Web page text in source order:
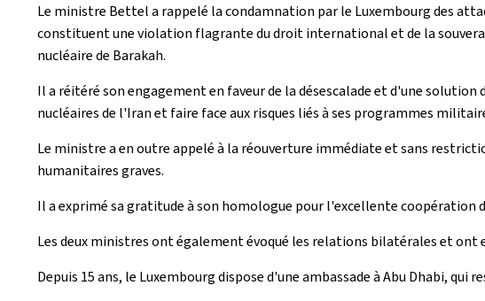
Le ministre Bettel a rappelé la condamnation par le Luxembourg des
constituent une violation flagrante du droit international et de la
nucléaire de Barakah.
Il a réitéré son engagement en faveur de la désescalade et d'une
nucléaires de l'Iran et faire face aux risques liés à ses programmes
Le ministre a en outre appelé à la réouverture immédiate et sans
humanitaires graves.
Il a exprimé sa gratitude à son homologue pour l'excellente coopération
Les deux ministres ont également évoqué les relations bilatérales et
Depuis 15 ans, le Luxembourg dispose d'une ambassade à Abu Dhabi,